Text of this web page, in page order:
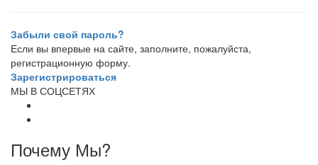
Забыли свой пароль?
Если вы впервые на сайте, заполните, пожалуйста,
регистрационную форму.
Зарегистрироваться
МЫ В СОЦСЕТЯХ
Почему Мы?